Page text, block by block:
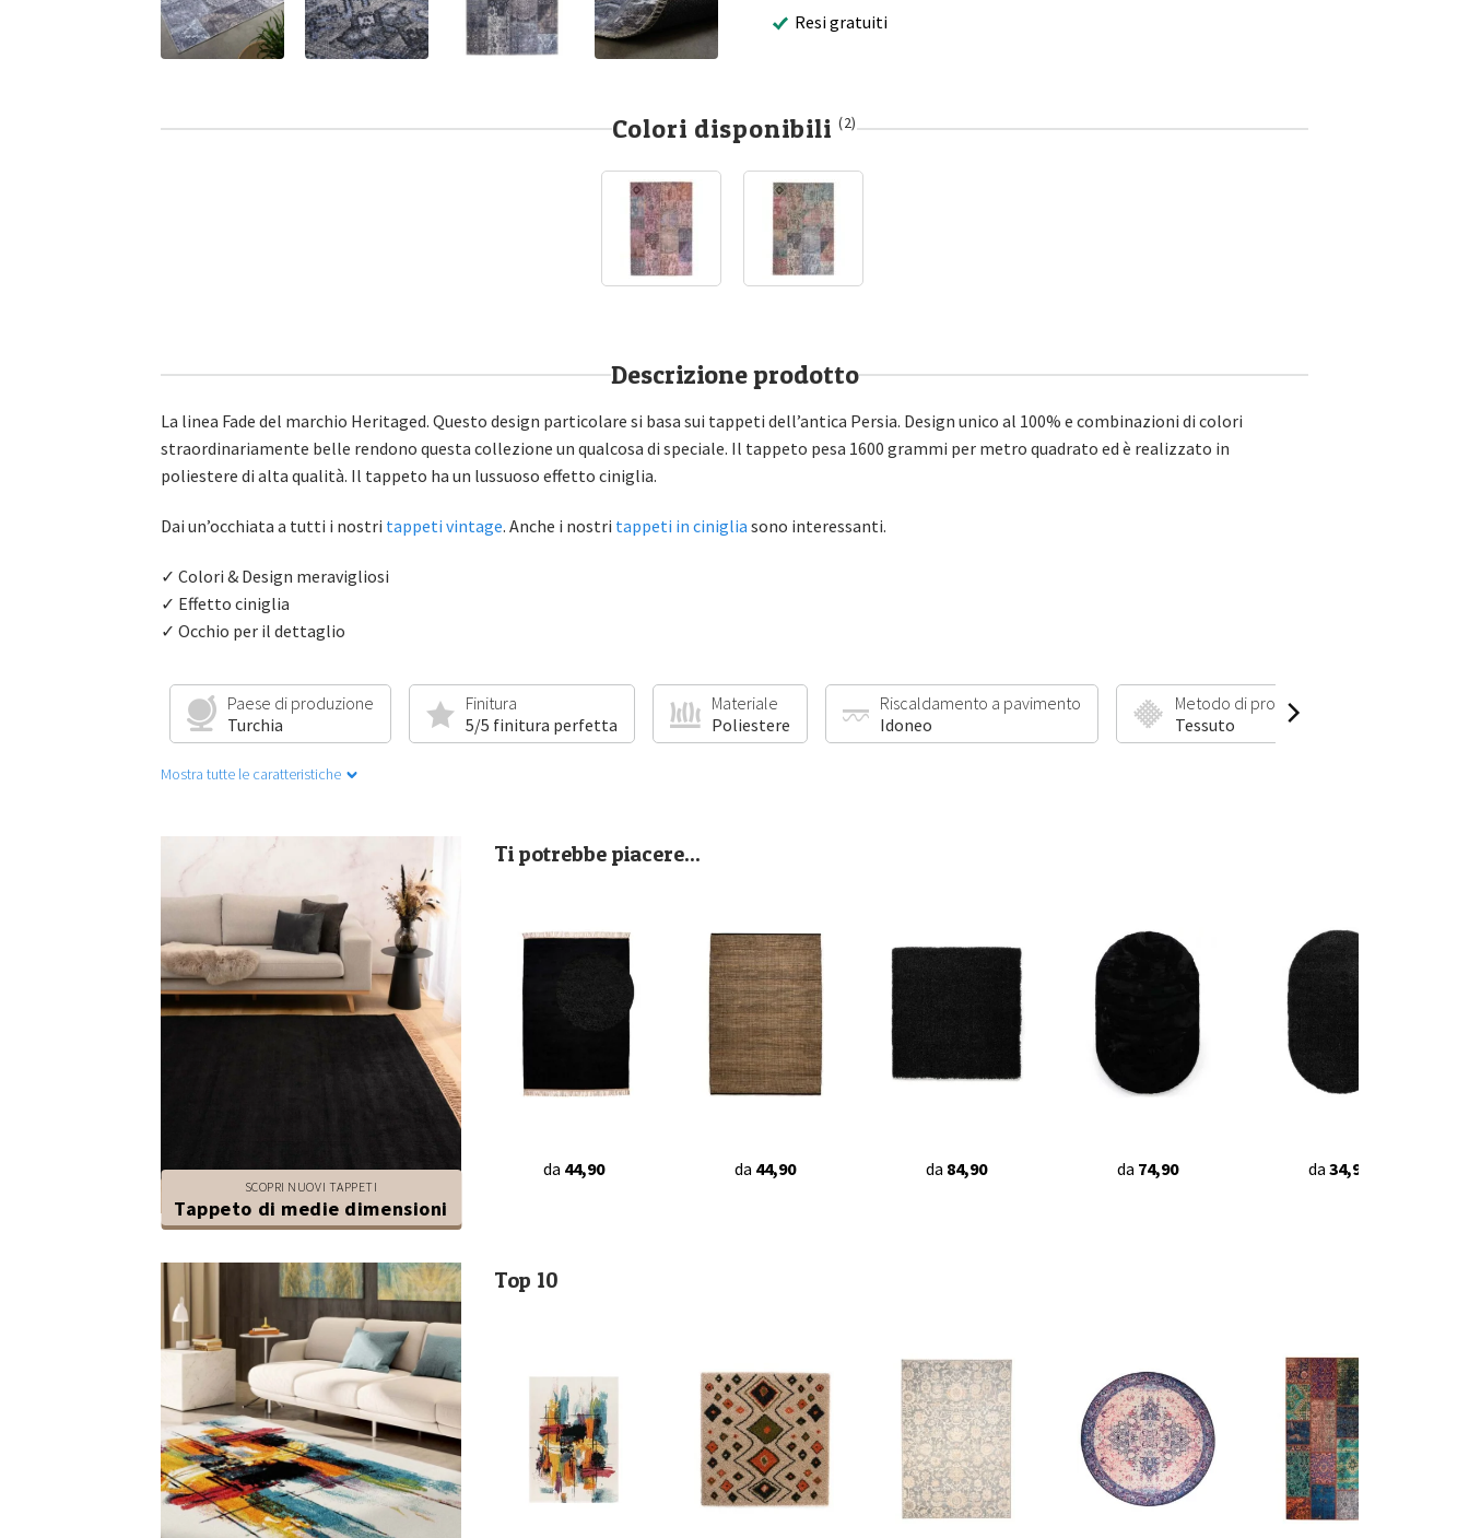
Resi gratuiti
Colori disponibili (2)
Descrizione prodotto
La linea Fade del marchio Heritaged. Questo design particolare si basa sui tappeti dell’antica Persia. Design unico al 100% e combinazioni di colori
straordinariamente belle rendono questa collezione un qualcosa di speciale. Il tappeto pesa 1600 grammi per metro quadrato ed è realizzato in
poliestere di alta qualità. Il tappeto ha un lussuoso effetto ciniglia.
Dai un’occhiata a tutti i nostri tappeti vintage. Anche i nostri tappeti in ciniglia sono interessanti.
✓ Colori & Design meravigliosi
✓ Effetto ciniglia
✓ Occhio per il dettaglio
Paese di produzione
Turchia
Finitura
5/5 finitura perfetta
Materiale
Poliestere
Riscaldamento a pavimento
Idoneo
Metodo di produzione
Tessuto
Mostra tutte le caratteristiche
SCOPRI NUOVI TAPPETI
Tappeto di medie dimensioni
Ti potrebbe piacere...
da 44,90 da 44,90 da 84,90 da 74,90 da 34,95
Top 10